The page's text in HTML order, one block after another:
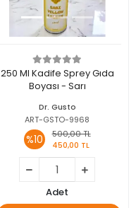
250 Ml Kadife Sprey Gıda
Boyası - Sarı
Dr. Gusto
ART-GSTO-9968
%10
500,00 TL
450,00 TL
Adet